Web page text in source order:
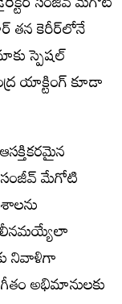
త‌న కెరీర్‌లోనే
స్పెష‌ల్
యాక్టింగ్ కూడా
సంజీవ్ మేగోటి
లీనమయ్యేలా
నివాళిగా
అభిమానులకు